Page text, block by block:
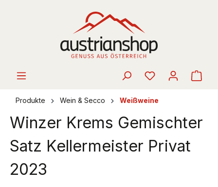
Produkte Wein & Secco Weißweine
Winzer Krems Gemischter
Satz Kellermeister Privat
2023